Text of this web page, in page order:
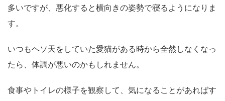
多いですが、悪化すると横向きの姿勢で寝るようになりま
す。
いつもヘソ天をしていた愛猫がある時から全然しなくなっ
たら、体調が悪いのかもしれません。
食事やトイレの様子を観察して、気になることがあればす